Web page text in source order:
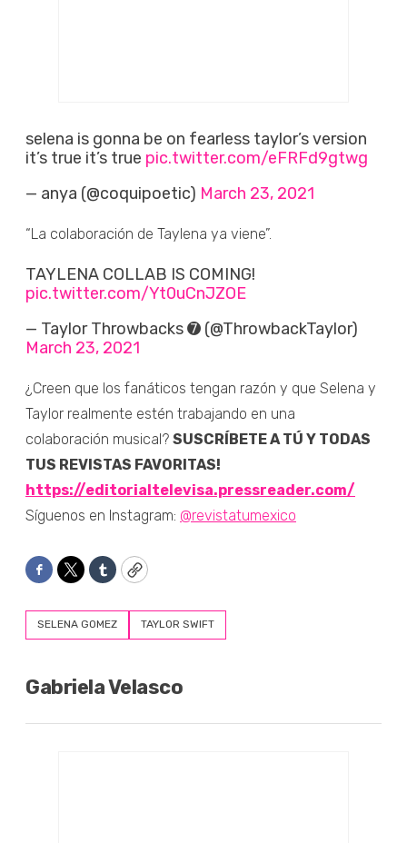
selena is gonna be on fearless taylor’s version
it’s true it’s true pic.twitter.com/eFRFd9gtwg
— anya (@coquipoetic) March 23, 2021
“La colaboración de Taylena ya viene”.
TAYLENA COLLAB IS COMING!
pic.twitter.com/Yt0uCnJZOE
— Taylor Throwbacks ➐ (@ThrowbackTaylor)
March 23, 2021
¿Creen que los fanáticos tengan razón y que Selena y
Taylor realmente estén trabajando en una
colaboración musical? SUSCRÍBETE A TÚ Y TODAS
TUS REVISTAS FAVORITAS!
https://editorialtelevisa.pressreader.com/
Síguenos en Instagram: @revistatumexico
Facebook
TwitterTumblrCopy
SELENA GOMEZ TAYLOR SWIFT
Gabriela Velasco